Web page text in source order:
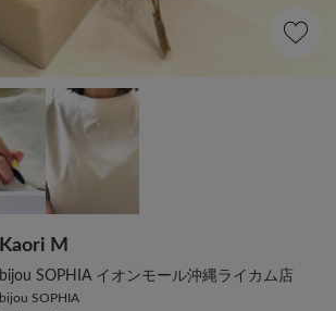
Kaori M
bijou SOPHIA イオンモール沖縄ライカム店
bijou SOPHIA